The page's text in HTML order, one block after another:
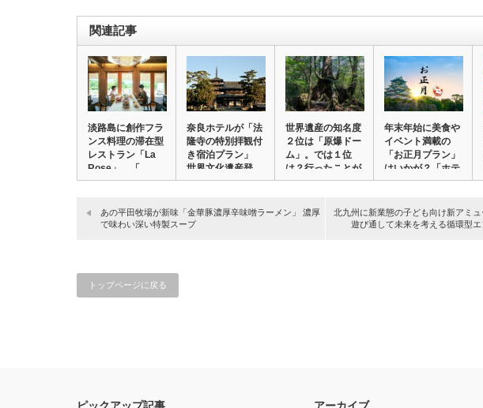
関連記事
淡路島に創作フラ
ンス料理の滞在型
レストラン「La
Rose」 「…
奈良ホテルが「法
隆寺の特別拝観付
き宿泊プラン」
世界文化遺産登
録…
世界遺産の知名度
２位は「原爆ドー
ム」。では１位
は？行ったことが
あ…
年末年始に美食や
イベント満載の
「お正月プラン」
はいかが？「ホテ
ル…
あの平田牧場が新味「金華豚濃厚辛味噌ラーメン」 濃厚
で味わい深い特製スープ
北九州に新業態の子ども向け新アミ
遊び通して未来を考える循環型
トップページに戻る
ピックアップ記事 アーカイブ